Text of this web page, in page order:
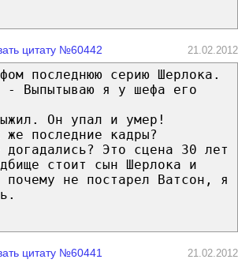
цитату №60442 21.02.2012
последнюю серию Шерлока.
- Выпытываю я у шефа его
Он упал и умер!
последние кадры?
Это сцена 30 лет
стоит сын Шерлока и
не постарел Ватсон, я
цитату №60441 21.02.2012